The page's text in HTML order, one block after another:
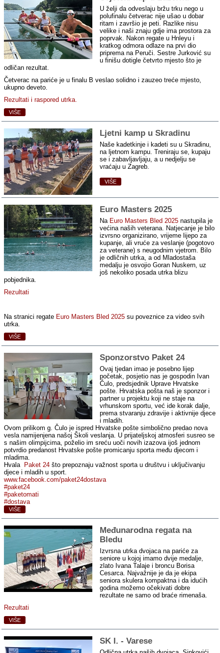
U želji da odveslaju bržu trku nego u
polufinalu četverac nije ušao u dobar
ritam i završio je peti. Razlike nisu
velike i naši znaju gdje ima prostora za
poprvak. Nakon regate u Hnleyu i
kratkog odmora odlaze na prvi dio
priprema na Peruči. Sestre Jurković su
u finišu dotigle četvrto mjesto što je
odličan rezultat.
Četverac na pariće je u finalu B veslao solidno i zauzeo treće mjesto,
ukupno deveto.
Rezultati i raspored utrka.
VIŠE
Ljetni kamp u Skradinu
Naše kadetkinje i kadeti su u Skradinu,
na ljetnom kampu. Treniraju se, kupaju
se i zabavljavljaju, a u nedjelju se
vraćaju u Zagreb.
VIŠE
Euro Masters 2025
Na Euro Masters Bled 2025 nastupila je
većina naših veterana. Natjecanje je bilo
izvrsno organizirano, vrijeme lijepo za
kupanje, ali vruće za veslanje (pogotovo
za veterane) s neugodnim vjetrom. Bilo
je odličnih utrka, a od Mladostaša
medalju je osvojio Goran Nuskern, uz
još nekoliko posada utrka blizu
pobjednika.
Rezultati
Na stranici regate Euro Masters Bled 2025 su poveznice za video svih
utrka.
VIŠE
Sponzorstvo Paket 24
Ovaj tjedan imao je posebno lijep
početak, posjetio nas je gospodin Ivan
Čulo, predsjednik Uprave Hrvatske
pošte. Hrvatska pošta naš je sponzor i
partner u projektu koji ne staje na
vrhunskom sportu, već ide korak dalje,
prema stvaranju zdravije i aktivnije djece
i mladih.
Ovom prilikom g. Čulo je ispred Hrvatske pošte simbolično predao nova
vesla namijenjena našoj Školi veslanja. U prijateljskoj atmosferi susreo se
s našim olimpijcima, poželio im sreću uoči novih izazova ijoš jednom
potvrdio predanost Hrvatske pošte promicanju sporta među djecom i
mladima.
Hvala Paket 24 što prepoznaju važnost sporta u društvu i uključivanju
djece i mladih u sport.
www.facebook.com/paket24dostava
#paket24
#paketomati
#dostava
VIŠE
Međunarodna regata na
Bledu
Izvrsna utrka dvojaca na pariće za
seniore u kojoj imamo dvije medalje,
zlato Ivana Talaje i broncu Borisa
Cesarca. Najvažnije je da je ekipa
seniora skulera kompaktna i da idućih
godina možemo očekivati dobre
rezultate ne samo od braće rimenaša.
Rezultati
VIŠE
SK I. ‑ Varese